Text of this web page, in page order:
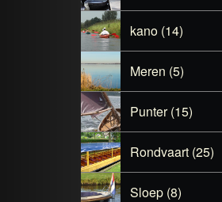
kano (14)
Meren (5)
Punter (15)
Rondvaart (25)
Sloep (8)